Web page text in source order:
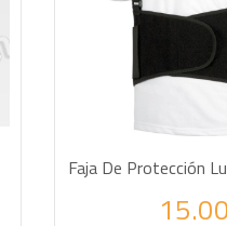
Faja De Protección